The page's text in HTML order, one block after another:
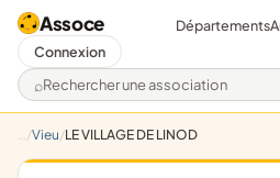
Assoce
Rechercher une association
Départements
Connexion
Vieu LE VILLAGE DE LINOD